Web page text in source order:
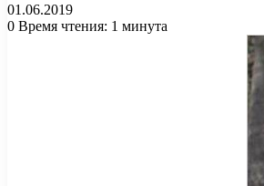
01.06.2019
0 Время чтения: 1 минута